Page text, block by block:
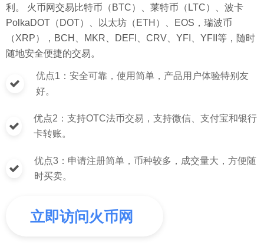
利。 火币网交易比特币（BTC）、莱特币（LTC）、波卡
PolkaDOT（DOT）、以太坊（ETH）、EOS，瑞波币
（XRP），BCH、MKR、DEFI、CRV、YFI、YFII等，随时
随地安全便捷的交易。
优点1：安全可靠，使用简单，产品用户体验特别友
好。
优点2：支持OTC法币交易，支持微信、支付宝和银行
卡转账。
优点3：申请注册简单，币种较多，成交量大，方便随
时买卖。
立即访问火币网